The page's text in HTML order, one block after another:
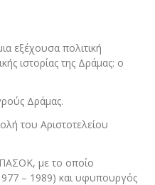
εξέχουσα πολιτική
ιστορίας της Δράμας: ο
Δράμας.
του Αριστοτελείου
ΠΑΣΟΚ, με το οποίο
– 1989) και υφυπουργός